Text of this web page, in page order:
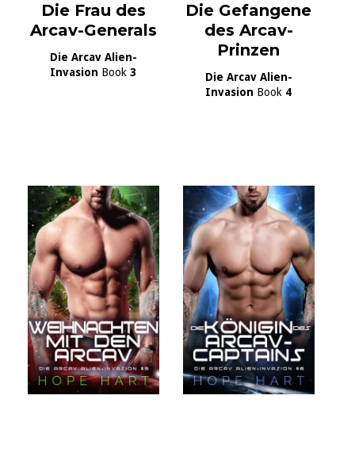
Die Frau des
Arcav-Generals
Die Arcav Alien-
Invasion Book3
Die Gefangene
des Arcav-
Prinzen
Die Arcav Alien-
Invasion Book 4